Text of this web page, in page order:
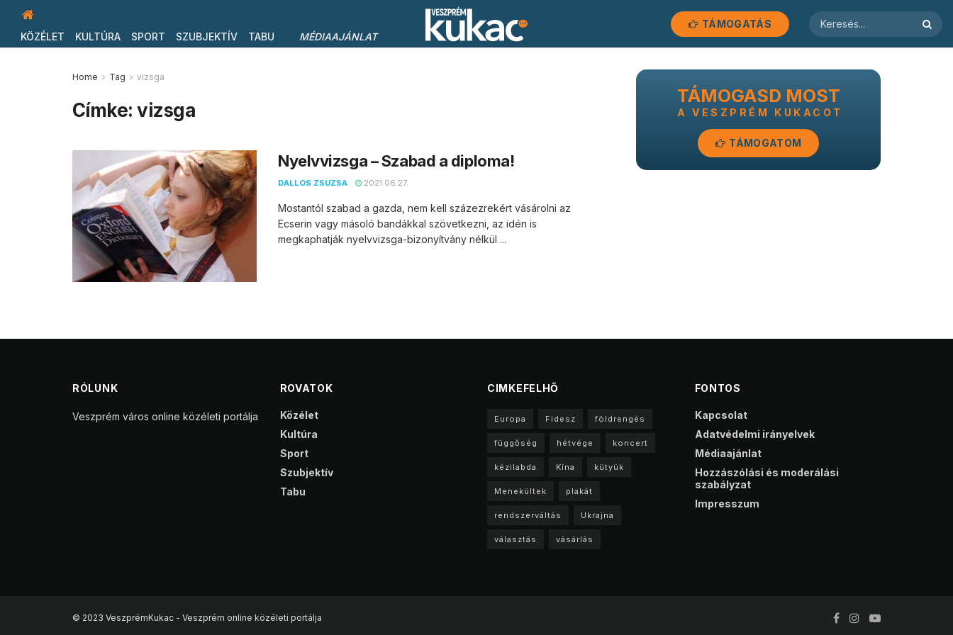
KÖZÉLET KULTÚRA SPORT SZUBJEKTÍV TABU MÉDIAAJÁNLAT
TÁMOGATÁS
Home Tag vizsga
Címke:vizsga
Nyelvvizsga – Szabad a diploma!
DALLOS ZSUZSA 2021.06.27.
Mostantól szabad a gazda, nem kell százezrekért vásárolni az
Ecserin vagy másoló bandákkal szövetkezni, az idén is
megkaphatják nyelvvizsga-bizonyítvány nélkül ...
TÁMOGASD MOST
A VESZPRÉM KUKACOT
TÁMOGATOM
RÓLUNK
Veszprém város online közéleti portálja
ROVATOK
Közélet
Kultúra
Sport
Szubjektív
Tabu
CIMKEFELHŐ
Europa Fidesz földrengés
függőség hétvége koncert
kézilabda Kína kütyük
Menekültek plakát
rendszerváltás Ukrajna
választás vásárlás
FONTOS
Kapcsolat
Adatvédelmi irányelvek
Médiaajánlat
Hozzászólási és moderálási
szabályzat
Impresszum
© 2023 VeszprémKukac - Veszprém online közéleti portálja